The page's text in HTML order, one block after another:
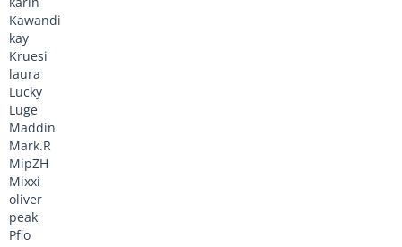
Kawandi
kay
Kruesi
laura
Lucky
Luge
Maddin
Mark.R
MipZH
Mixxi
oliver
peak
Pflo